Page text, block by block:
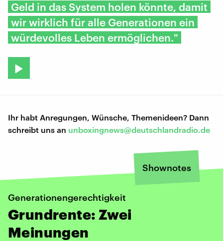
Geld in das System holen könnte, damit
wir wirklich für alle Generationen ein
würdevolles Leben ermöglichen."
Ihr habt Anregungen, Wünsche, Themenideen? Dann
schreibt uns an unboxingnews@deutschlandradio.de
Shownotes
Generationengerechtigkeit
Grundrente: Zwei
Meinungen